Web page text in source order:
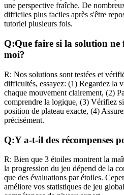
une perspective fraîche. De
difficiles plus faciles après s'être
tutoriel plusieurs fois.
Q:Que faire si la solution
moi?
R: Nos solutions sont testées et
difficultés, essayez: (1) Regardez la
chaque mouvement clairement, (2)
comprendre la logique, (3) Vérifiez
position de plateau exacte, (4)
précisément.
Q:Y a-t-il des récompenses
R: Bien que 3 étoiles montrent la
la progression du jeu dépend de la
que des évaluations par étoiles.
améliore vos statistiques de jeu